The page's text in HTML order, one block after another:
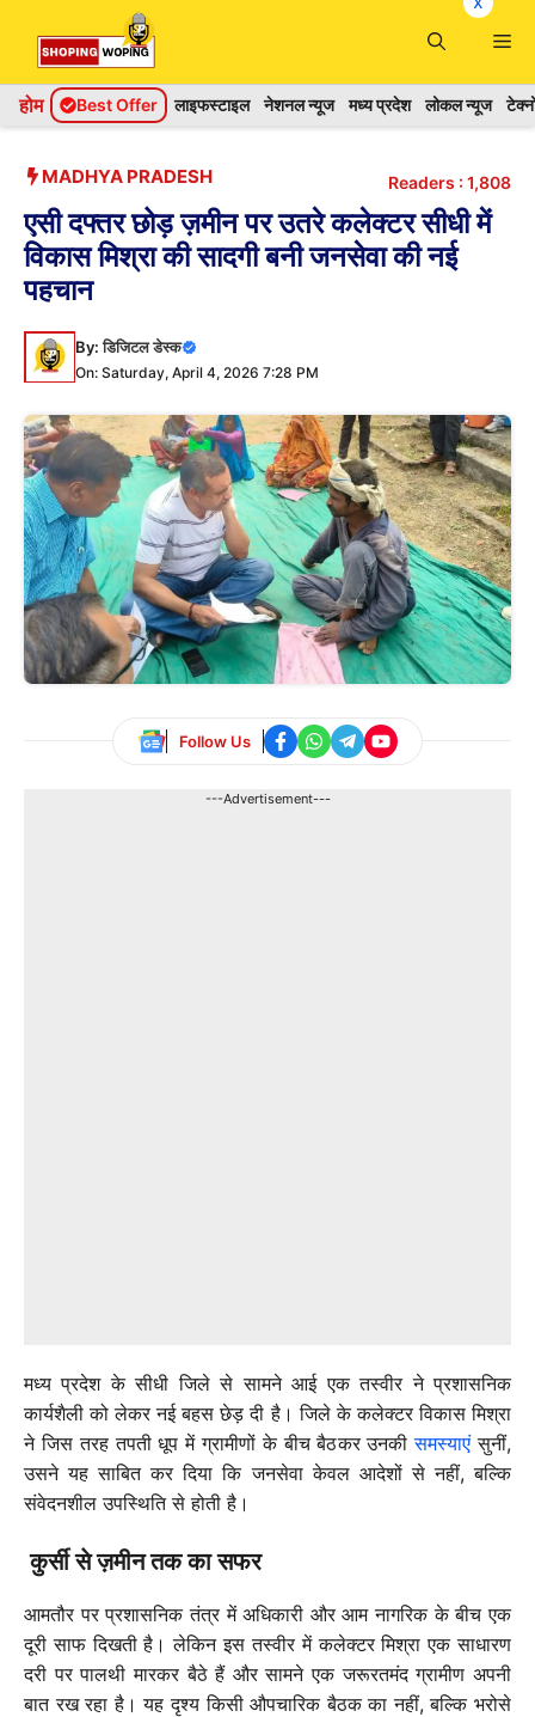
content
होम Best Offer लाइफस्टाइल नेशनल न्यूज मध्य प्रदेश लोकल न्यूज
MADHYA PRADESH Readers : 1,808
एसी दफ्तर छोड़ ज़मीन पर उतरे कलेक्टर सीधी में
विकास मिश्रा की सादगी बनी जनसेवा की नई
पहचान
By:डिजिटल डेस्क
On: Saturday, April 4, 2026 7:28 PM
Follow Us
---Advertisement---
मध्य प्रदेश के सीधी जिले से सामने आई एक तस्वीर ने प्रशासनिक
कार्यशैली को लेकर नई बहस छेड़ दी है। जिले के कलेक्टर विकास मिश्रा
ने जिस तरह तपती धूप में ग्रामीणों के बीच बैठकर उनकीसमस्याएंसुनीं,
उसने यह साबित कर दिया कि जनसेवा केवल आदेशों से नहीं, बल्कि
संवेदनशील उपस्थिति से होती है।
कुर्सी से ज़मीन तक का सफर
आमतौर पर प्रशासनिक तंत्र में अधिकारी और आम नागरिक के बीच एक
दूरी साफ दिखती है। लेकिन इस तस्वीर में कलेक्टर मिश्रा एक साधारण
दरी पर पालथी मारकर बैठे हैं और सामने एक जरूरतमंद ग्रामीण अपनी
बात रख रहा है। यह दृश्य किसी औपचारिक बैठक का नहीं, बल्कि भरोसे